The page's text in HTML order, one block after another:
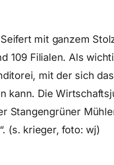
mit ganzem
109 Filialen. Als
mit der sich
kann. Die
Stangengrüner
(s. krieger, foto: wj)